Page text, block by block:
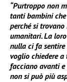
“Purtroppo non
tanti bambini
perché si
umanitari. La
nulla ci fa
voglio chiedere
facciano avanti e
non si può più